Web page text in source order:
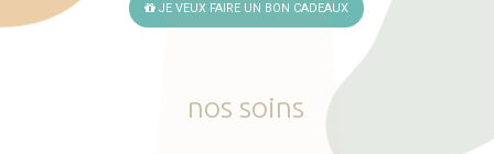
JE VEUX FAIRE UN BON CADEAUX
nos soins